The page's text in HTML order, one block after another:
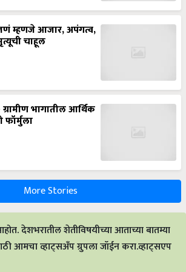
म्हणजे आजार, अपंगत्व,
चाहूल
भागातील आर्थिक
फॉर्मुला
More Stories
देशभरातील शेतीविषयीच्या आताच्या बातम्या
आमचा व्हाट्सअँप ग्रुपला जॉईन करा.व्हाट्सएप